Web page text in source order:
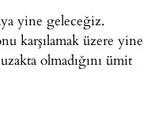
yine geleceğiz.
karşılamak üzere yine
olmadığını ümit